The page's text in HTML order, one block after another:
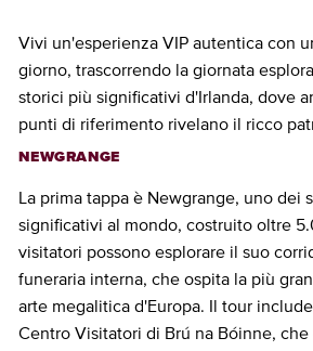
Vivi un'esperienza VIP autentica con
giorno, trascorrendo la giornata
storici più significativi d'Irlanda, dove
punti di riferimento rivelano il ricco
NEWGRANGE
La prima tappa è Newgrange, uno dei
significativi al mondo, costruito oltre
visitatori possono esplorare il suo
funeraria interna, che ospita la più
arte megalitica d'Europa. Il tour
Centro Visitatori di Brú na Bóinne,